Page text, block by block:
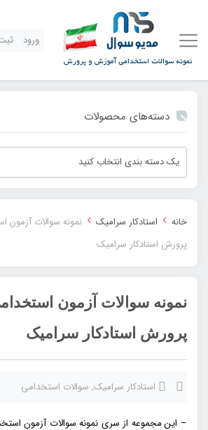
ورود
دسته‌های محصولات
خانه › استادکار سرامیک › نمونه سوالات
پرورش استادکار سرامیک
نمونه سوالات آزمون
پرورش استادکار سرامیک
استادکار سرامیک, سوالات استخدامی
– این مجموعه از سری نمونه سوالات آزمون